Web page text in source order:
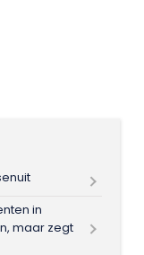
in
maar zegt